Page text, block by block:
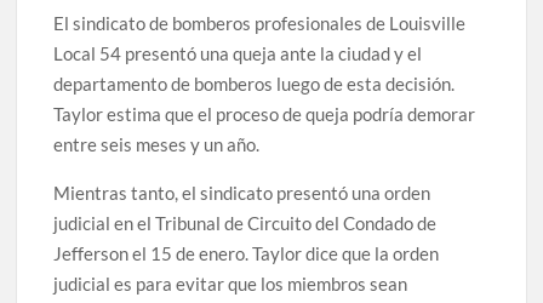
El sindicato de bomberos profesionales de Louisville
Local 54 presentó una queja ante la ciudad y el
departamento de bomberos luego de esta decisión.
Taylor estima que el proceso de queja podría demorar
entre seis meses y un año.
Mientras tanto, el sindicato presentó una orden
judicial en el Tribunal de Circuito del Condado de
Jefferson el 15 de enero. Taylor dice que la orden
judicial es para evitar que los miembros sean